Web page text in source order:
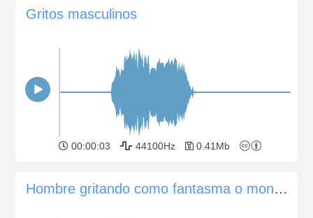
Gritos masculinos
00:00:03 44100Hz 0.41Mb
Hombre gritando como fantasma o monstruo